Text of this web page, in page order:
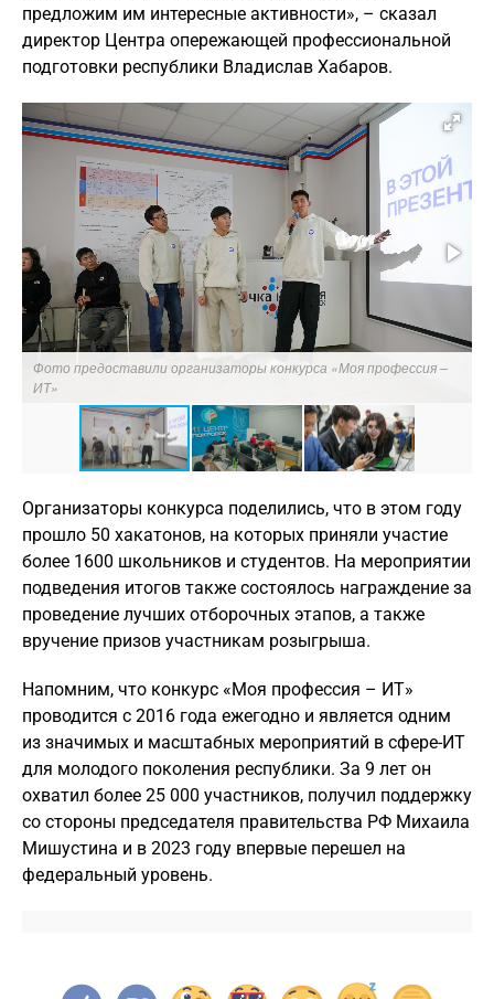
предложим им интересные активности», – сказал
директор Центра опережающей профессиональной
подготовки республики Владислав Хабаров.
Фото предоставили организаторы конкурса «Моя профессия –
ИТ»
Организаторы конкурса поделились, что в этом году
прошло 50 хакатонов, на которых приняли участие
более 1600 школьников и студентов. На мероприятии
подведения итогов также состоялось награждение за
проведение лучших отборочных этапов, а также
вручение призов участникам розыгрыша.
Напомним, что конкурс «Моя профессия – ИТ»
проводится с 2016 года ежегодно и является одним
из значимых и масштабных мероприятий в сфере-ИТ
для молодого поколения республики. За 9 лет он
охватил более 25 000 участников, получил поддержку
со стороны председателя правительства РФ Михаила
Мишустина и в 2023 году впервые перешел на
федеральный уровень.